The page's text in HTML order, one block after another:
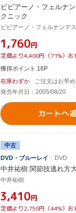
ビビアーノ・フェルナ
クニック
ビビアーノ・フェルナンデス
¥1,760円
定価より4,400円（71%）お
獲得ポイント 16P
在庫わずか
ご注文はお早
発売年月日：2005/08/20
カートへ
中古
DVD・ブルーレイ
DVD
中井祐樹 関節技逃れ方
中井祐樹
¥3,410円
定価より2,750円（44%）お